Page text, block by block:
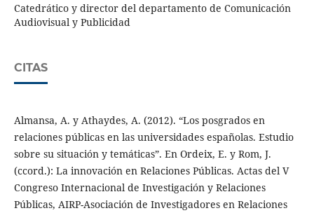
Catedrático y director del departamento de Comunicación
Audiovisual y Publicidad
CITAS
Almansa, A. y Athaydes, A. (2012). “Los posgrados en
relaciones públicas en las universidades españolas. Estudio
sobre su situación y temáticas”. En Ordeix, E. y Rom, J.
(ccord.): La innovación en Relaciones Públicas. Actas del V
Congreso Internacional de Investigación y Relaciones
Públicas, AIRP-Asociación de Investigadores en Relaciones